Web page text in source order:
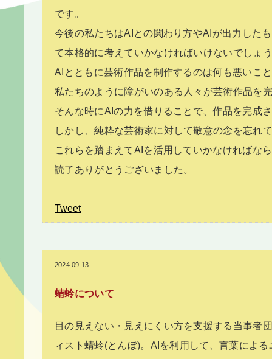
です。
今後の私たちはAIとの関わり方やAIが出力した
て本格的に考えていかなければいけないでしょ
AIとともに芸術作品を制作するのは何も悪いこ
私たちのように障がいのある人々が芸術作品を
そんな時にAIの力を借りることで、作品を完成
しかし、純粋な芸術家に対して敬意の念を忘れ
これらを踏まえてAIを活用していかなければな
読了ありがとうございました。
Tweet
2024.09.13
蜻蛉について
目の見えない・見えにくい方を支援する当事者
ィスト蜻蛉(とんぼ)。AIを利用して、言葉によ